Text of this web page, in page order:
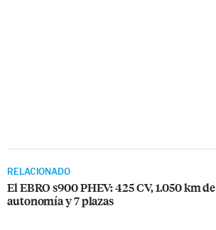
RELACIONADO
El EBRO s900 PHEV: 425 CV, 1.050 km de
autonomía y 7 plazas